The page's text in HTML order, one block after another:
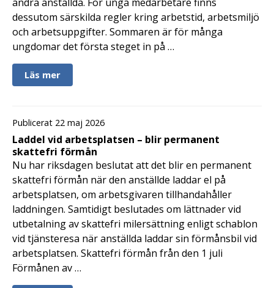
dessutom särskilda regler kring arbetstid, arbetsmiljö
och arbetsuppgifter. Sommaren är för många
ungdomar det första steget in på …
Läs mer
Publicerat 22 maj 2026
Laddel vid arbetsplatsen – blir permanent
skattefri förmån
Nu har riksdagen beslutat att det blir en permanent
skattefri förmån när den anställde laddar el på
arbetsplatsen, om arbetsgivaren tillhandahåller
laddningen. Samtidigt beslutades om lättnader vid
utbetalning av skattefri milersättning enligt schablon
vid tjänsteresa när anställda laddar sin förmånsbil vid
arbetsplatsen. Skattefri förmån från den 1 juli
Förmånen av …